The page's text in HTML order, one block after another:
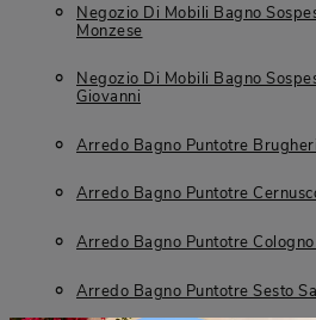
Negozio Di Mobili Bagno
Monzese
Negozio Di Mobili Bagno
Giovanni
Arredo Bagno Puntotre
Arredo Bagno Puntotre
Arredo Bagno Puntotre
Arredo Bagno Puntotre Sesto